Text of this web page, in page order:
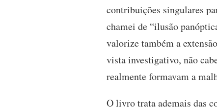
contribuições singulares
chamei de “ilusão
valorize também a
vista investigativo, não
realmente formavam a
O livro trata ademais das